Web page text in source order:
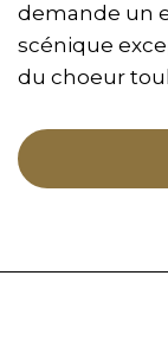
demande un
scénique
du choeur